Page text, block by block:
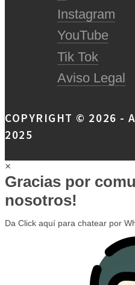
Instagram
YouTube
Tik Tok
Aviso Legal
COPYRIGHT © 2026 -
2025
×
Gracias por
nosotros!
Da Click aquí para chatear por